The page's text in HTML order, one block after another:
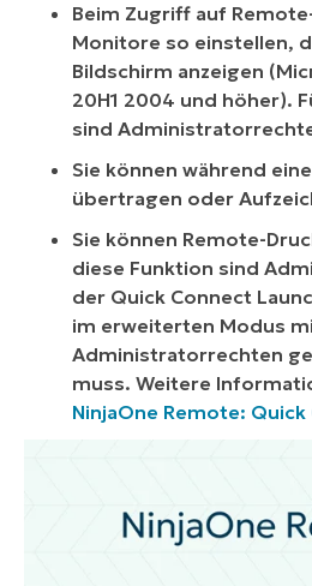
Beim Zugriff auf
Monitore so einstellen,
Bildschirm anzeigen
20H1 2004 und höher).
sind
Sie können während
übertragen oder
Sie können Remote-
diese Funktion sind
der Quick Connect
im erweiterten Modus
Administratorrechten
muss. Weitere
NinjaOne Remote: